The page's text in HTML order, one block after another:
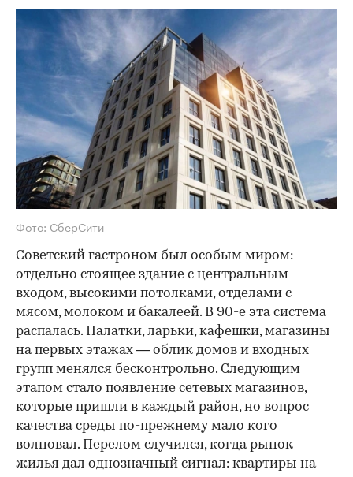
Фото: СберСити
Советский гастроном был особым миром:
отдельно стоящее здание с центральным
входом, высокими потолками, отделами с
мясом, молоком и бакалеей. В 90-е эта система
распалась. Палатки, ларьки, кафешки, магазины
на первых этажах — облик домов и входных
групп менялся бесконтрольно. Следующим
этапом стало появление сетевых магазинов,
которые пришли в каждый район, но вопрос
качества среды по-прежнему мало кого
волновал. Перелом случился, когда рынок
жилья дал однозначный сигнал: квартиры на